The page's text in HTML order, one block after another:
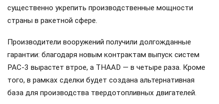
существенно укрепить производственные мощности
страны в ракетной сфере.
Производители вооружений получили долгожданные
гарантии: благодаря новым контрактам выпуск систем
PAC-3 вырастет втрое, а THAAD — в четыре раза. Кроме
того, в рамках сделки будет создана альтернативная
база для производства твердотопливных двигателей.